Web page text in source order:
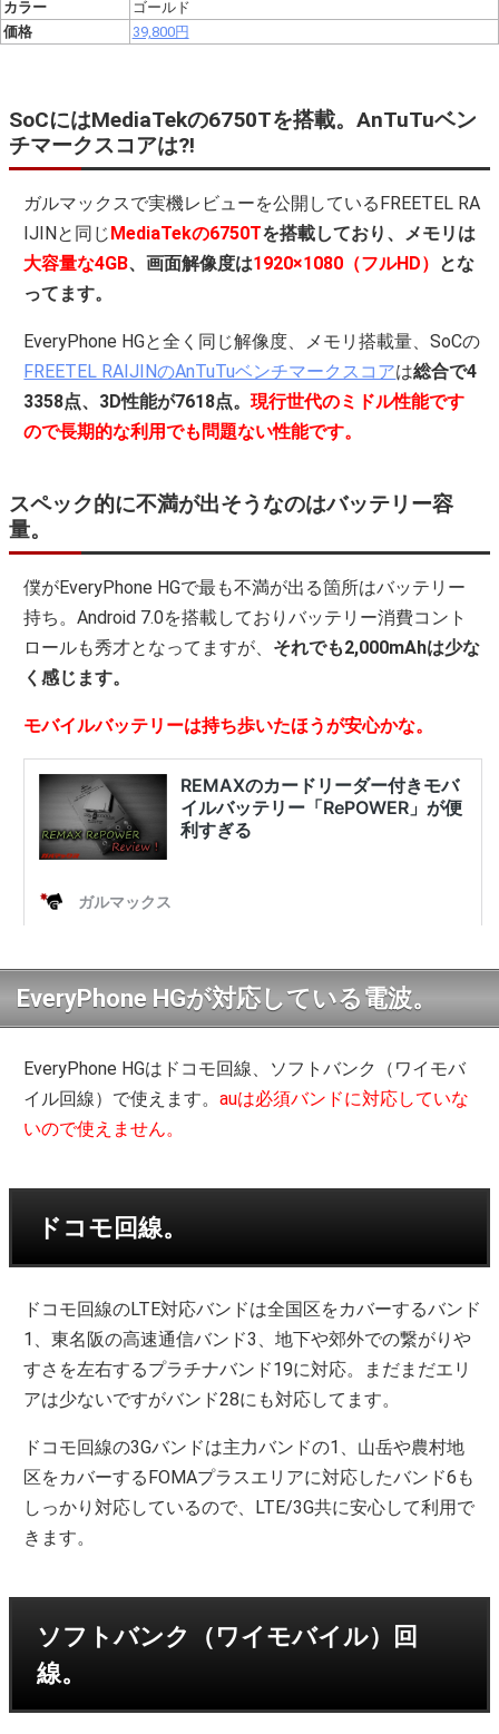
カラー
ゴールド
価格
39,800円
SoCにはMediaTekの6750Tを搭載。AnTuTuベン
チマークスコアは?!
ガルマックスで実機レビューを公開しているFREETEL RA
IJINと同じMediaTekの6750Tを搭載しており、メモリは
大容量な4GB、画面解像度は1920×1080（フルHD） とな
ってます。
EveryPhone HGと全く同じ解像度、メモリ搭載量、SoCの
FREETEL RAIJINのAnTuTuベンチマークスコアは総合で4
3358点、3D性能が7618点。現行世代のミドル性能です
ので長期的な利用でも問題ない性能です。
スペック的に不満が出そうなのはバッテリー容
量。
僕がEveryPhone HGで最も不満が出る箇所はバッテリー
持ち。Android 7.0を搭載しておりバッテリー消費コント
ロールも秀才となってますが、 それでも2,000mAhは少な
く感じます。
モバイルバッテリーは持ち歩いたほうが安心かな。
EveryPhone HGが対応している電波。
EveryPhone HGはドコモ回線、ソフトバンク（ワイモバ
イル回線）で使えます。auは必須バンドに対応していな
いので使えません。
ドコモ回線。
ドコモ回線のLTE対応バンドは全国区をカバーするバンド
1、東名阪の高速通信バンド3、地下や郊外での繋がりや
すさを左右するプラチナバンド19に対応。まだまだエリ
アは少ないですがバンド28にも対応してます。
ドコモ回線の3Gバンドは主力バンドの1、山岳や農村地
区をカバーするFOMAプラスエリアに対応したバンド6も
しっかり対応しているので、LTE/3G共に安心して利用で
きます。
ソフトバンク（ワイモバイル）回
線。